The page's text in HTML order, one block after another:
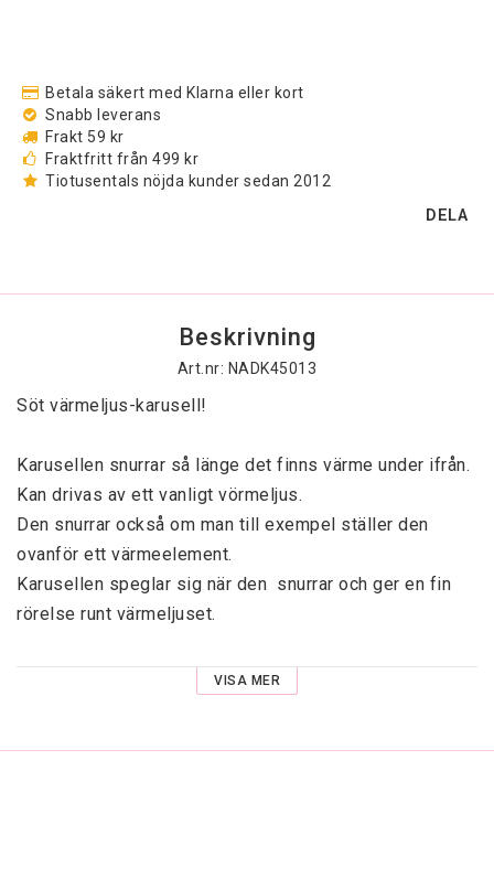
Betala säkert med Klarna eller kort
Snabb leverans
Frakt 59 kr
Fraktfritt från 499 kr
Tiotusentals nöjda kunder sedan 2012
DELA
Beskrivning
Art.nr: NADK45013
Söt värmeljus-karusell!
Karusellen snurrar så länge det finns värme under ifrån.
Kan drivas av ett vanligt vörmeljus.
Den snurrar också om man till exempel ställer den
ovanför ett värmeelement.
Karusellen speglar sig när den  snurrar och ger en fin
rörelse runt värmeljuset.
Se exempel här (modellen Snökristall) :
VISA MER